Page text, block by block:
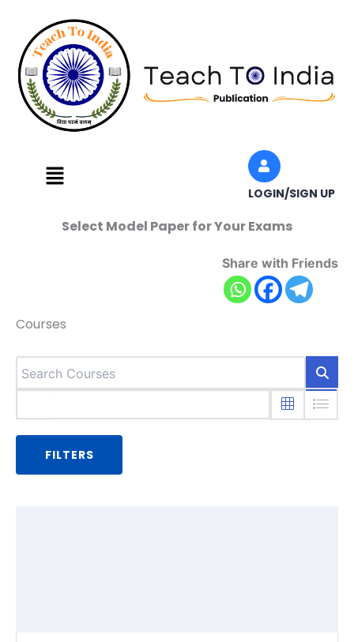
content
Menu
LOGIN/SIGN UP
Select Model Paper for Your Exams
Share with Friends
Courses
FILTERS